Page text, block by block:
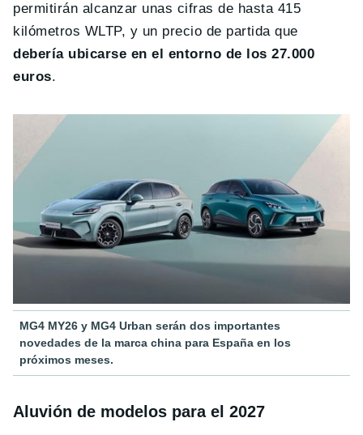
permitirán alcanzar unas cifras de hasta 415
kilómetros WLTP, y un precio de partida que
debería ubicarse en el entorno de los 27.000
euros.
MG4 MY26 y MG4 Urban serán dos importantes
novedades de la marca china para España en los
próximos meses.
Aluvión de modelos para el 2027